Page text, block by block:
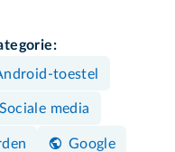
toestel
Sociale media
Google